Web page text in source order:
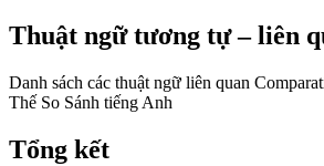
Thuật ngữ tương tự – liên
Danh sách các thuật ngữ liên quan
Thế So Sánh tiếng Anh
Tổng kết